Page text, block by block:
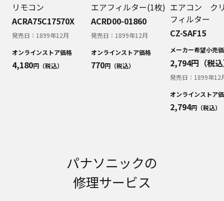
し、本ウェブサイトに公開されている取扱説明書
は、商品本体に同梱する取扱説明書の変更の度に
修正・更新するものではありません。
商品には、取扱説明書を補足する操作ガイドなど
の印刷物が同梱されていることがありますが、本
ウェブサイトではそれらの印刷物は公開しており
商品ご使用時の安全上のご注意については、取扱
規制などの変化に応じて変更する場合がありま
開されている取扱説明書に記載の安全上のご注意
リモコン
ACRA75C17570X
発売日： 1899年12月
オンラインストア価格
4,180円（税込）
エアフィルター(1枚)
ACRD00-01860
発売日： 1899年12月
オンラインストア価格
770円（税込）
エアコン ク
フィルター
CZ-SAF15
メーカー希望小売
2,794円（税
発売日： 1899年12
オンラインストア
2,794円（税込）
パナソニックの
修理サービス